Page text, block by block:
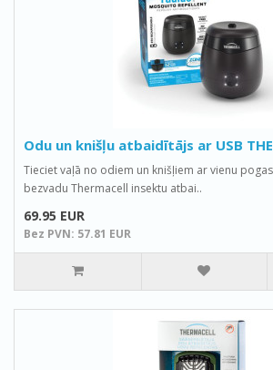
Odu un knišļu atbaidītājs ar USB
Tieciet vaļā no odiem un knišļiem ar vienu
bezvadu Thermacell insektu atbai..
69.95 EUR
Bez PVN: 57.81 EUR